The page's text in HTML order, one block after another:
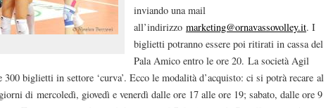
inviando una mail
all’indirizzo marketing@ornavassovolley.it. I
biglietti potranno essere poi ritirati in cassa del
Pala Amico entro le ore 20. La società Agil
biglietti in settore ‘curva’. Ecco le modalità d’acquisto: ci si potrà recare al
di mercoledì, giovedì e venerdì dalle ore 17 alle ore 19; sabato, dalle ore 9